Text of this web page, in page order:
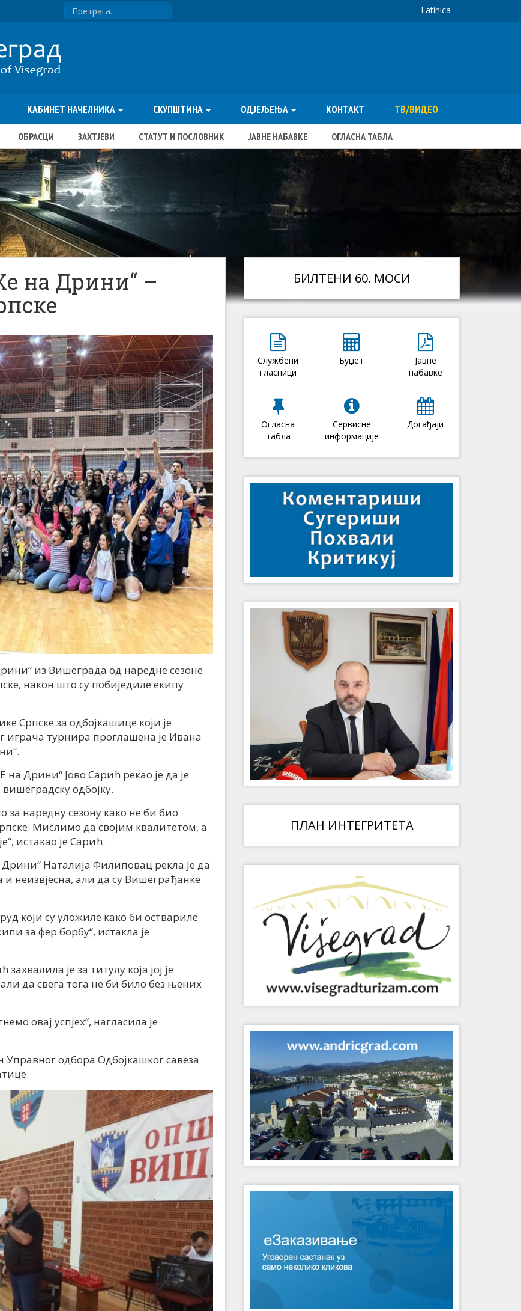
Latinica
КАБИНЕТ НАЧЕЛНИКА СКУПШТИНА ОДЈЕЉЕЊА КОНТАКТ ТВ/ВИДЕО
ОБРАСЦИ ЗАХТЈЕВИ СТАТУТ И ПОСЛОВНИК ЈАВНЕ НАБАВКЕ ОГЛАСНА ТАБЛА
на Дрини“ –
из Вишеграда од наредне сезоне
након што су побиједиле екипу
Српске за одбојкашице који је
играча турнира проглашена је Ивана
Дрини“ Јово Сарић рекао је да је
одбојку.
наредну сезону како не би био
Мислимо да својим квалитетом, а
истакао је Сарић.
Наталија Филиповац рекла је да
неизвјесна, али да су Вишеграђанке
који су уложиле како би оствариле
за фер борбу“, истакла је
је за титулу која јој је
да свега тога не би било без њених
овај успјех“, нагласила је
одбора Одбојкашког савеза
БИЛТЕНИ 60. МОСИ
Службени
гласници
Буџет
Јавне
набавке
Огласна
табла
Сервисне
информације
Догађаји
ПЛАН ИНТЕГРИТЕТА